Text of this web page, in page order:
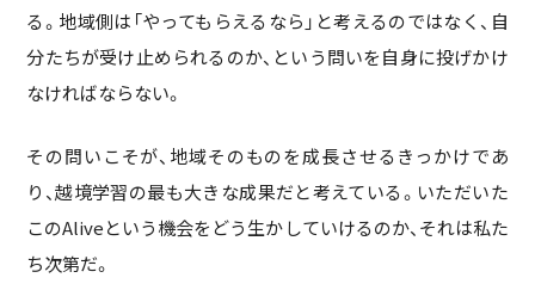
る。地域側は「やってもらえるなら」と考えるのではなく、自
分たちが受け止められるのか、という問いを自身に投げかけ
なければならない。
その問いこそが、地域そのものを成長させるきっかけであ
り、越境学習の最も大きな成果だと考えている。いただいた
このAliveという機会をどう生かしていけるのか、それは私た
ち次第だ。